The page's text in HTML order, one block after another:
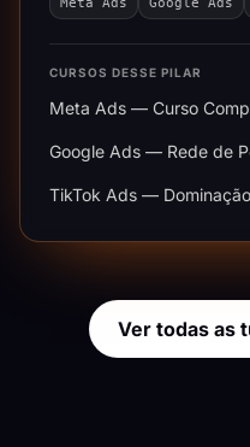
CURSOS DESSE PILAR
Meta Ads — Curso
Google Ads — Rede de
TikTok Ads — Dominação
Ver todas as